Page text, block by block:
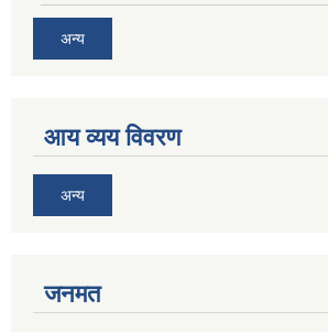
अन्य
आय व्यय विवरण
अन्य
जनमत